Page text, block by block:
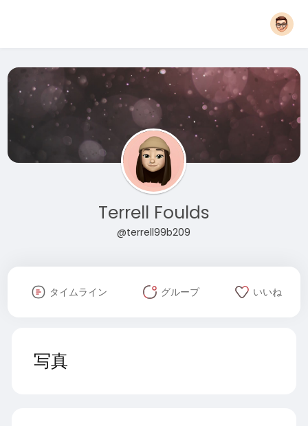
Terrell Foulds
@terrell99b209
タイムライン グループ いいね
写真